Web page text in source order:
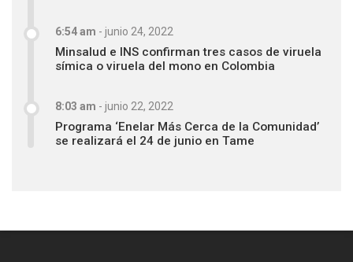
6:54 am - junio 24, 2022
Minsalud e INS confirman tres casos de viruela
símica o viruela del mono en Colombia
8:03 am - junio 22, 2022
Programa ‘Enelar Más Cerca de la Comunidad’
se realizará el 24 de junio en Tame